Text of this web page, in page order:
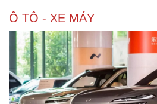
Ô TÔ - XE MÁY